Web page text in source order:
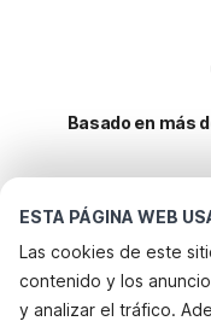
ESTA PÁGINA WEB
Las cookies de este
contenido y los
y analizar el tráfico.
Basado en más
Destinos más
Ciudades con los
Alquileres vacacionales